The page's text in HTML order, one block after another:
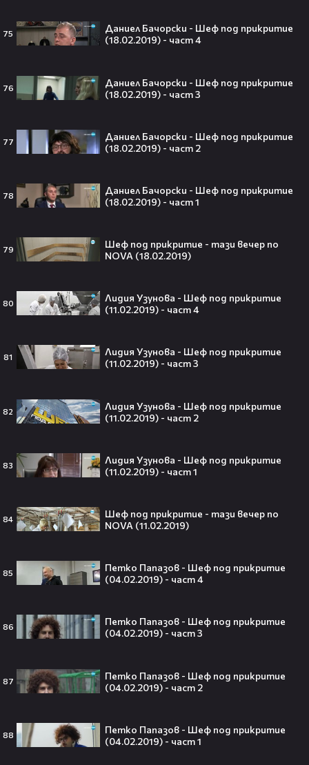
75
Даниел Бачорски - Шеф под прикритие
(18.02.2019) - част 4
76
Даниел Бачорски - Шеф под прикритие
(18.02.2019) - част 3
77
Даниел Бачорски - Шеф под прикритие
(18.02.2019) - част 2
78
Даниел Бачорски - Шеф под прикритие
(18.02.2019) - част 1
79
Шеф под прикритие - тази вечер по
NOVA (18.02.2019)
80
Лидия Узунова - Шеф под прикритие
(11.02.2019) - част 4
81
Лидия Узунова - Шеф под прикритие
(11.02.2019) - част 3
82
Лидия Узунова - Шеф под прикритие
(11.02.2019) - част 2
83
Лидия Узунова - Шеф под прикритие
(11.02.2019) - част 1
84
Шеф под прикритие - тази вечер по
NOVA (11.02.2019)
85
Петко Папазов - Шеф под прикритие
(04.02.2019) - част 4
86
Петко Папазов - Шеф под прикритие
(04.02.2019) - част 3
87
Петко Папазов - Шеф под прикритие
(04.02.2019) - част 2
88
Петко Папазов - Шеф под прикритие
(04.02.2019) - част 1
💍🍾
Всички я тананикат, но малцина
от човек!
Елиът Пейдж разкри истинската
Травис Скот получи подарък
мечта от Холанд — всеки
„Ще се омъжиш ли за мен?“: Фен
предложи брак на Зендая, а тя
MrBeast се ожени!💍🥰